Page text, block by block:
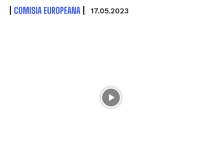
COMISIA EUROPEANA 17.05.2023